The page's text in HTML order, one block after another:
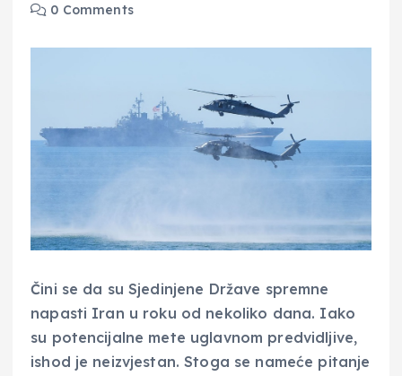
0 Comments
Čini se da su Sjedinjene Države spremne
napasti Iran u roku od nekoliko dana. Iako
su potencijalne mete uglavnom predvidljive,
ishod je neizvjestan. Stoga se nameće pitanje